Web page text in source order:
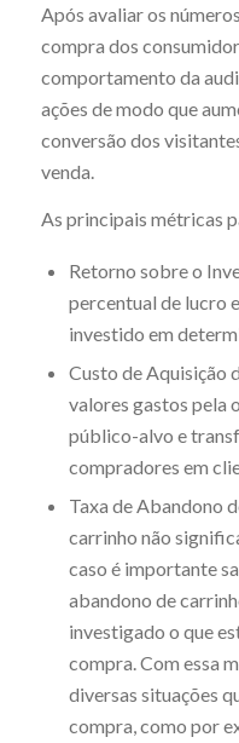
Após avaliar os
compra dos
comportamento da
ações de modo que
conversão dos
venda.
As principais métricas
Retorno sobre o
percentual de lucro
investido em
Custo de Aquisição
valores gastos pela
público-alvo e
compradores em
Taxa de Abandono
carrinho não
caso é importante
abandono de
investigado o que
compra. Com essa
diversas situações
compra, como por